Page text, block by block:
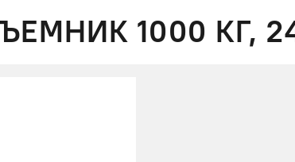
1000 КГ,